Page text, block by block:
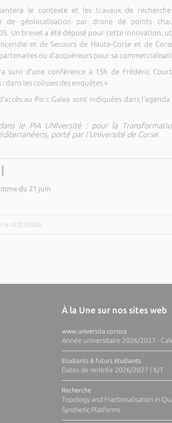
le contexte et les travaux de
de géolocalisation par drone de points
Un brevet a été déposé pour cette innovation,
et de Secours de Haute-Corse et de
ou d’acquéreurs pour sa
suivi d’une conférence à 15h de Frédéric
dans les colisses des enquêtes »
au Parc Galea sont indiquées dans
le PIA UNIversité : pour la
porté par l’Université de Corse.
du 21 juin
le 02/03/2026
À la Une sur nos sites web
www.universita.corsica
Année universitaire 2026/2027 -
Etudiants & futurs étudiants
Dates de rentrée 2026/2027 | IUT
Recherche
Topology and Fractionalisation in
Synthetic Platforms